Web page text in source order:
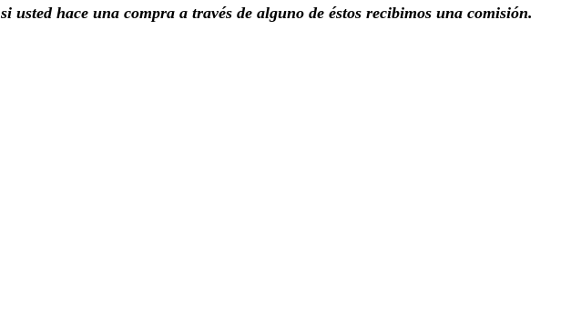
si usted hace una compra a través de alguno de éstos recibimos una comisión.